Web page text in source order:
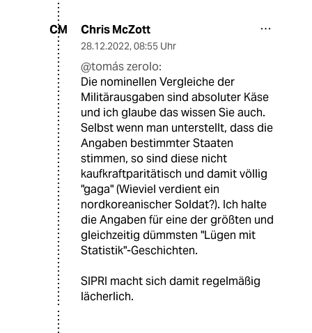
CM Chris McZott
28.12.2022, 08:55 Uhr
@tomás zerolo:
Die nominellen Vergleiche der
Militärausgaben sind absoluter Käse
und ich glaube das wissen Sie auch.
Selbst wenn man unterstellt, dass die
Angaben bestimmter Staaten
stimmen, so sind diese nicht
kaufkraftparitätisch und damit völlig
"gaga" (Wieviel verdient ein
nordkoreanischer Soldat?). Ich halte
die Angaben für eine der größten und
gleichzeitig dümmsten "Lügen mit
Statistik"-Geschichten.
SIPRI macht sich damit regelmäßig
lächerlich.